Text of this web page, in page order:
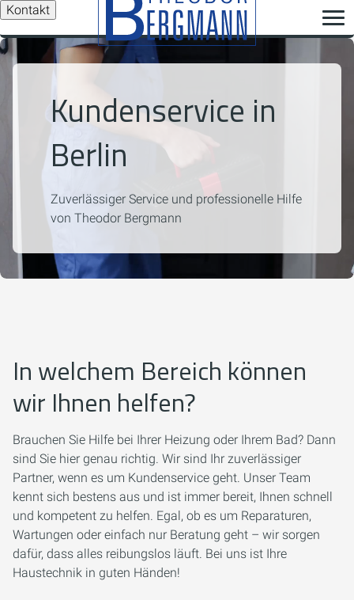
Kontakt
Kundenservice in
Berlin
Zuverlässiger Service und professionelle Hilfe
von Theodor Bergmann
In welchem Bereich können
wir Ihnen helfen?
Brauchen Sie Hilfe bei Ihrer Heizung oder Ihrem Bad? Dann
sind Sie hier genau richtig. Wir sind Ihr zuverlässiger
Partner, wenn es um Kundenservice geht. Unser Team
kennt sich bestens aus und ist immer bereit, Ihnen schnell
und kompetent zu helfen. Egal, ob es um Reparaturen,
Wartungen oder einfach nur Beratung geht – wir sorgen
dafür, dass alles reibungslos läuft. Bei uns ist Ihre
Haustechnik in guten Händen!